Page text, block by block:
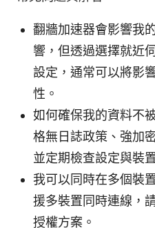
翻牆加速器會影響我
響，但透過選擇就近
設定，通常可以將影
性。
如何確保我的資料不
格無日誌政策、強加
並定期檢查設定與裝
我可以同時在多個裝
援多裝置同時連線，
授權方案。